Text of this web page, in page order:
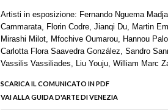
Artisti in esposizione: Fernando Nguema
Cammarata, Florin Codre, Jianqi Du, Martin
Mirashi Milot, Mfochive Oumarou, Hannou
Carlotta Flora Saavedra González, Sandro
Vassilis Vassiliades, Liu Youju, William Marc
SCARICA IL COMUNICATO IN PDF
VAI ALLA GUIDA D'ARTE DI VENEZIA